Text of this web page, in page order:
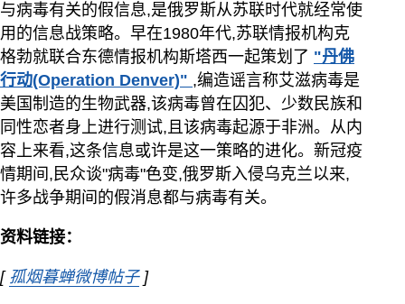
与病毒有关的假信息,是俄罗斯从苏联时代就经常使
用的信息战策略。早在1980年代,苏联情报机构克
格勃就联合东德情报机构斯塔西一起策划了 "丹佛
行动(Operation Denver)" ,编造谣言称艾滋病毒是
美国制造的生物武器,该病毒曾在囚犯、少数民族和
同性恋者身上进行测试,且该病毒起源于非洲。从内
容上来看,这条信息或许是这一策略的进化。新冠疫
情期间,民众谈"病毒"色变,俄罗斯入侵乌克兰以来,
许多战争期间的假消息都与病毒有关。
资料链接：
[ 孤烟暮蝉微博帖子Opens in new window
]